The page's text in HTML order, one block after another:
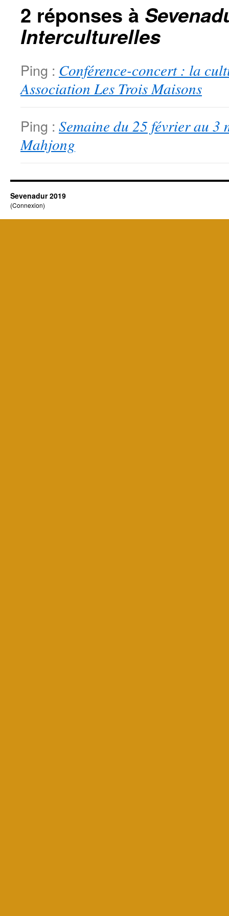
2 réponses à
Interculturelles
Ping : Conférence-concert : la
Association Les Trois Maisons
Ping : Semaine du 25 février au 3
Mahjong
Sevenadur 2019
(Connexion)